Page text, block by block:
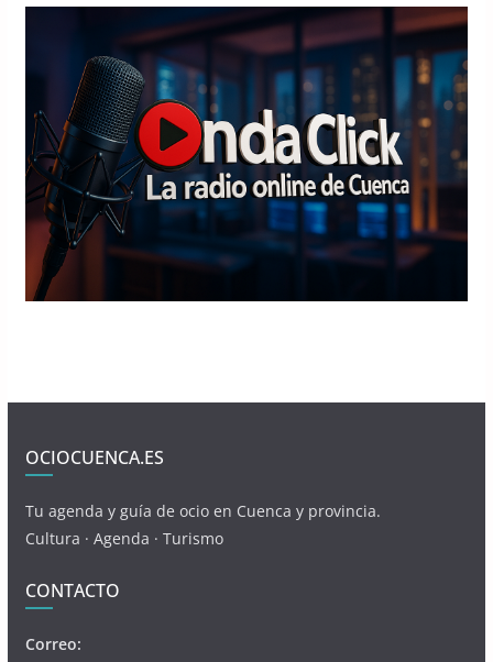
OCIOCUENCA.ES
Tu agenda y guía de ocio en Cuenca y provincia.
Cultura · Agenda · Turismo
CONTACTO
Correo: